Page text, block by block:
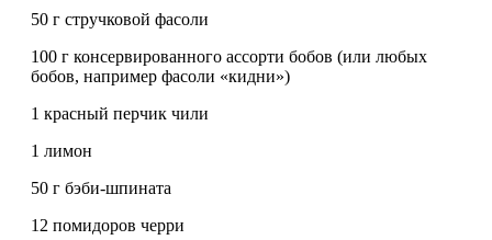
50 г стручковой фасоли
100 г консервированного ассорти бобов (или любых
бобов, например фасоли «кидни»)
1 красный перчик чили
1 лимон
50 г бэби-шпината
12 помидоров черри